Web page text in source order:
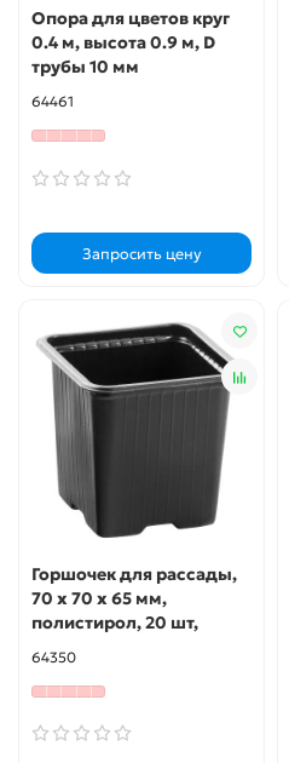
Опора для цветов круг
0.4 м, высота 0.9 м, D
трубы 10 мм
64461
Запросить цену
Горшочек для рассады,
70 х 70 х 65 мм,
полистирол, 20 шт,
64350